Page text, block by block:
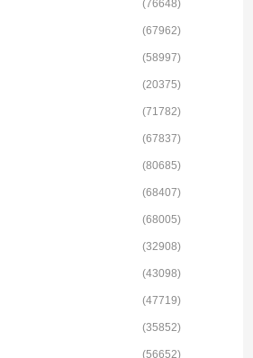
(76648)
(67962)
(58997)
(20375)
(71782)
(67837)
(80685)
(68407)
(68005)
(32908)
(43098)
(47719)
(35852)
(56652)